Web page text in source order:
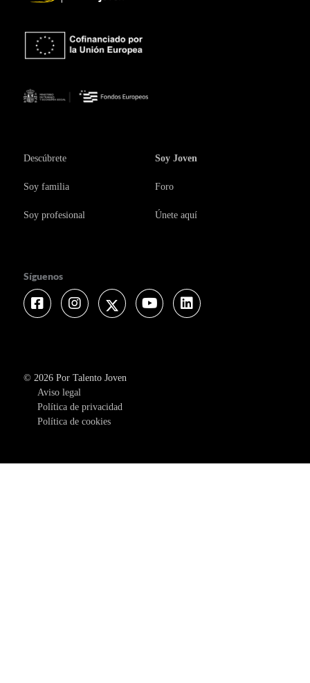
Descúbrete Soy Joven
Soy familia Foro
Soy profesional Únete aquí
Síguenos
Facebook Instagram Twitter Youtube
© 2026 Por Talento Joven
Aviso legal
Política de privacidad
Política de cookies